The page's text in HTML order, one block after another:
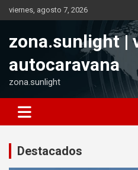
Saltar
al
viernes, agosto 7, 2026
zona.sunlight |
autocaravana
zona.sunlight
Destacados